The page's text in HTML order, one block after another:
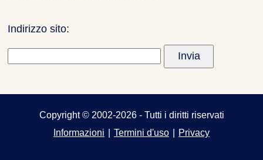
Indirizzo sito:
Copyright © 2002-2026 - Tutti i diritti riservati
Informazioni | Termini d'uso | Privacy